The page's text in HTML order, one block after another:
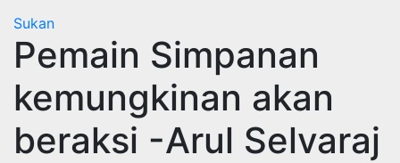
Sukan
Pemain Simpanan
kemungkinan akan
beraksi -Arul Selvaraj